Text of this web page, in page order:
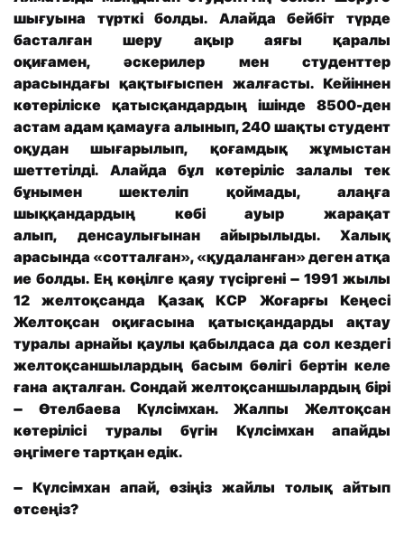
шығуына түрткі болды.
Алайда бейбіт түрде
басталған шеру ақыр аяғы қаралы
оқиғамен,
әскерилер мен студенттер
арасындағы қақтығыспен жалғасты. Кейіннен
көтеріліске қатысқандардың ішінде 8500-ден
астам адам қамауға алынып,240 шақты студент
оқудан шығарылып,
қоғамдық жұмыстан
шеттетілді.
Алайда бұл көтеріліс залалы тек
бұнымен шектеліп қоймады,
алаңға
шыққандардың көбі ауыр жарақат
алып, денсаулығынан айырылыды. Халық
арасында «сотталған»,«қудаланған»деген атқа
ие болды. Ең көңілге қаяу түсіргені – 1991 жылы
12 желтоқсанда Қазақ КСР Жоғарғы Кеңесі
Желтоқсан оқиғасына қатысқандарды ақтау
туралы арнайы қаулы қабылдаса да сол кездегі
желтоқсаншылардың басым бөлігі бертін келе
ғана ақталған. Сондай желтоқсаншылардың бірі
– Өтелбаева Күлсімхан. Жалпы Желтоқсан
көтерілісі туралы бүгін Күлсімхан апайды
әңгімеге тартқан едік.
– Күлсімхан апай, өзіңіз жайлы толық айтып
өтсеңіз?